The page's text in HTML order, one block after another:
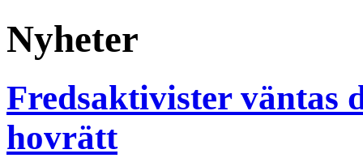
Nyheter
Fredsaktivister väntas
hovrätt